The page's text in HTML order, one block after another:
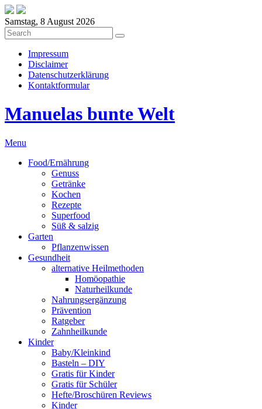
Samstag, 8 August 2026
Impressum
Disclaimer
Datenschutzerklärung
Kontaktformular
Manuelas bunte Welt
Menu
Food/Ernährung
Genuss
Getränke
Kochen
Rezepte
Superfood
Süß & salzig
Garten
Pflanzenwissen
Gesundheit
alternative Heilmethoden
Homöopathie
Naturheilkunde
Nahrungsergänzung
Prävention
Ratgeber
Zahnheilkunde
Kinder
Baby/Kleinkind
Basteln – DIY
Gratis für Kinder
Gratis für Schüler
Hefte/Broschüren Reviews
Kinder